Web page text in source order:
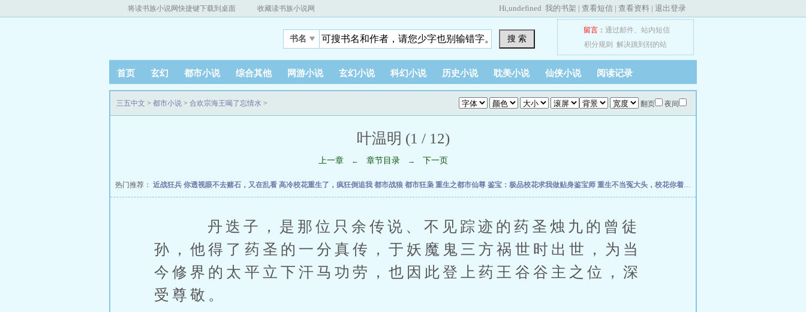
将读书族小说网快捷键下载到桌面 收藏读书族小说网 Hi,undefined 我的书架 | 查看短信 | 查看资料 | 退出登录
书名 搜 索
留言： 通过邮件、 站内短信
积分规则
解决跳到别的站
首页 玄幻 都市小说 综合其他 网游小说 玄幻小说 科幻小说 历史小说 耽美小说 仙侠小说 阅读记录
翻页 夜间
三五中文 > 都市小说 > 合欢宗海王喝了忘情水 >
叶温明 (1 / 12)
上一章 ← 章节目录 → 下一页
热门推荐： 近战狂兵 你透视眼不去赌石，又在乱看 高冷校花重生了，疯狂倒追我 都市战狼 都市狂枭 重生之都市仙尊 鉴宝：极品校花求我做贴身鉴宝师 重生不当冤大头，校花你着急啥？
丹迭子，是那位只余传说、不见踪迹的药圣烛九的曾徒
孙，他得了药圣的一分真传，于妖魔鬼三方祸世时出世，为当
今修界的太平立下汗马功劳，也因此登上药王谷谷主之位，深
受尊敬。